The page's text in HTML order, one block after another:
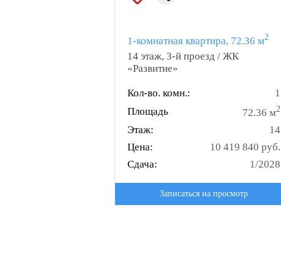
1-комнатная квартира, 72.36 м2
14 этаж, 3-й проезд / ЖК
«Развитие»
Кол-во. комн.:
1
Площадь
72.36 м2
Этаж:
14
Цена:
10 419 840 руб.
Сдача:
1/2028
Записаться на просмотр